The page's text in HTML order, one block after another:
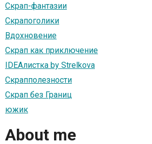
Скрап-фантазии
Скрапоголики
Вдохновение
Скрап как приключение
IDEAлистка by Strelkova
Скрапполезности
Скрап без Границ
южик
About me